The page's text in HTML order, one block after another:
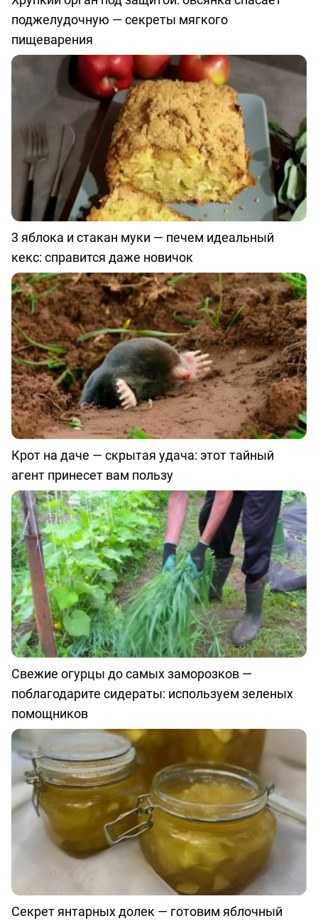
поджелудочную — секреты мягкого
пищеварения
3 яблока и стакан муки — печем идеальный
кекс: справится даже новичок
Крот на даче — скрытая удача: этот тайный
агент принесет вам пользу
Свежие огурцы до самых заморозков —
поблагодарите сидераты: используем зеленых
помощников
Секрет янтарных долек — готовим яблочный